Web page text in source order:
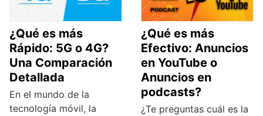
¿Qué es más
Rápido: 5G o 4G?
Una Comparación
Detallada
En el mundo de la
tecnología móvil, la
¿Qué es más
Efectivo: Anuncios
en YouTube o
Anuncios en
podcasts?
¿Te preguntas cuál es la